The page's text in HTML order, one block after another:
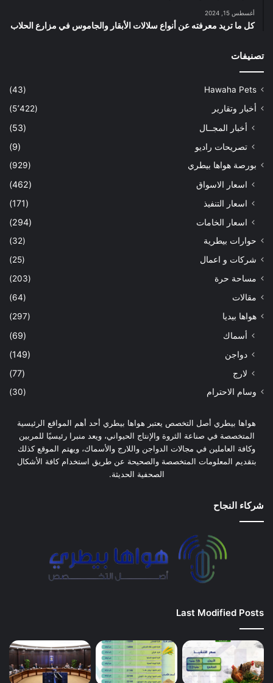
أغسطس 15, 2024
كل ما تريد معرفته عن أنواع سلالات الأبقار والجاموس في مزارع الحلاب
تصنيفات
Hawaha Pets
(43)
أخبار وتقارير
(5٬422)
أخبار المجــال
(53)
تصريحات راديو
(9)
بورصة هواها بيطري (929)
اسعار الاسواق
(462)
اسعار التنفيذ
(171)
اسعار الخامات
(294)
حوارات بيطرية
(32)
شركات و اعمال
(25)
مساحة حرة
(203)
مقالات
(64)
هواها بيديا
(297)
أسماك
(69)
دواجن
(149)
لارج
(77)
وسام الاحترام (30)
هواها بيطري أصل التخصص يعتبر هواها بيطري أحد أهم المواقع الرئيسية
المتخصصة في صناعة الثروة والإنتاج الحيواني، ويعد منبرا رئيسيًا للمربين
وكافة العاملين في مجالات الدواجن واللارج والأسماك، ويهتم الموقع كذلك
بتقديم المعلومات المتخصصة والصحيحة عن طريق استخدام كافة الأشكال
الصحفية الحديثة.
شركاء النجاح
Last Modified Posts